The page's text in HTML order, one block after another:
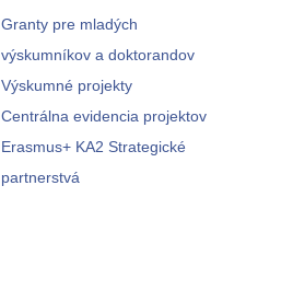
Granty pre mladých
výskumníkov a doktorandov
Výskumné projekty
Centrálna evidencia projektov
Erasmus+ KA2 Strategické
partnerstvá